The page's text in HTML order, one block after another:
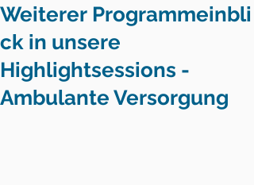
Weiterer Programmeinbli
ck in unsere
Highlightsessions -
Ambulante Versorgung